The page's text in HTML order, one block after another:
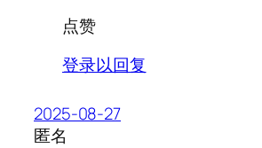
点赞
登录以回复
2025-08-27
匿名